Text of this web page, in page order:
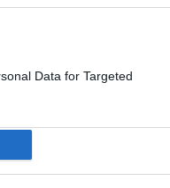
Data for Targeted